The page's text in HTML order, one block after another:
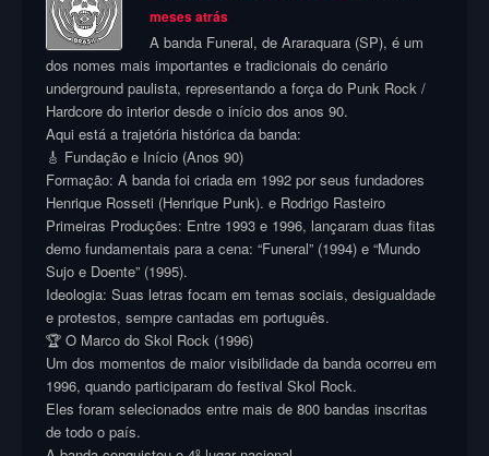
meses atrás
A banda Funeral, de Araraquara (SP), é um
dos nomes mais importantes e tradicionais do cenário
underground paulista, representando a força do Punk Rock /
Hardcore do interior desde o início dos anos 90.
Aqui está a trajetória histórica da banda:
🎸 Fundação e Início (Anos 90)
Formação: A banda foi criada em 1992 por seus fundadores
Henrique Rosseti (Henrique Punk). e Rodrigo Rasteiro
Primeiras Produções: Entre 1993 e 1996, lançaram duas fitas
demo fundamentais para a cena: “Funeral” (1994) e “Mundo
Sujo e Doente” (1995).
Ideologia: Suas letras focam em temas sociais, desigualdade
e protestos, sempre cantadas em português.
🏆 O Marco do Skol Rock (1996)
Um dos momentos de maior visibilidade da banda ocorreu em
1996, quando participaram do festival Skol Rock.
Eles foram selecionados entre mais de 800 bandas inscritas
de todo o país.